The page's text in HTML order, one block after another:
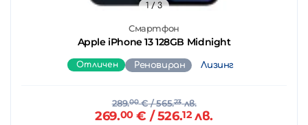
Смартфон
Apple iPhone 13 128GB Midnight
1/ 3
Отличен Реновиран Лизинг
289.00€/ 565.23лв.
269.00€ / 526.12лв.